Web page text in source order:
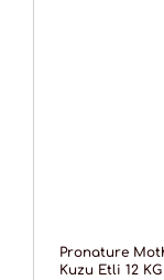
Pronature
Kuzu Etli 12